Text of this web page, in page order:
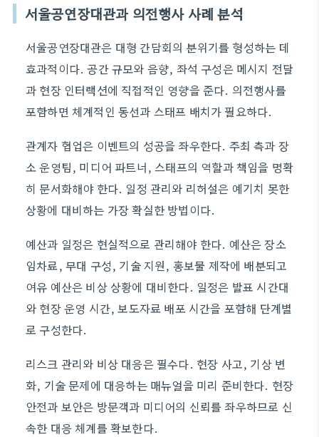
서울공연장대관과 의전행사 사례 분석
서울공연장대관은 대형 간담회의 분위기를 형성하는 데
효과적이다. 공간 규모와 음향, 좌석 구성은 메시지 전달
과 현장 인터랙션에 직접적인 영향을 준다. 의전행사를
포함하면 체계적인 동선과 스태프 배치가 필요하다.
관계자 협업은 이벤트의 성공을 좌우한다. 주최 측과 장
소 운영팀, 미디어 파트너, 스태프의 역할과 책임을 명확
히 문서화해야 한다. 일정 관리와 리허설은 예기치 못한
상황에 대비하는 가장 확실한 방법이다.
예산과 일정은 현실적으로 관리해야 한다. 예산은 장소
임차료, 무대 구성, 기술 지원, 홍보물 제작에 배분되고
여유 예산은 비상 상황에 대비한다. 일정은 발표 시간대
와 현장 운영 시간, 보도자료 배포 시간을 포함해 단계별
로 구성한다.
리스크 관리와 비상 대응은 필수다. 현장 사고, 기상 변
화, 기술 문제에 대응하는 매뉴얼을 미리 준비한다. 현장
안전과 보안은 방문객과 미디어의 신뢰를 좌우하므로 신
속한 대응 체계를 확보한다.